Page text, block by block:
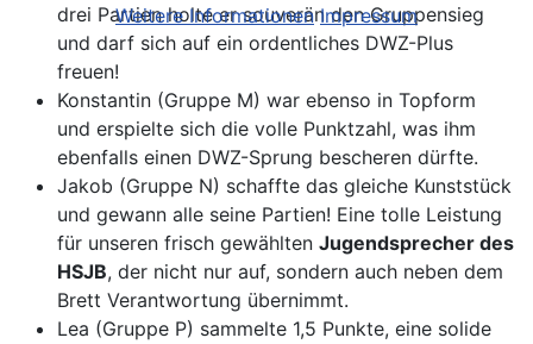
drei Partien holte er souverän den Gruppensieg
und darf sich auf ein ordentliches DWZ-Plus
freuen!
Konstantin (Gruppe M) war ebenso in Topform
und erspielte sich die volle Punktzahl, was ihm
ebenfalls einen DWZ-Sprung bescheren dürfte.
Jakob (Gruppe N) schaffte das gleiche Kunststück
und gewann alle seine Partien! Eine tolle Leistung
für unseren frisch gewählten Jugendsprecher des
HSJB, der nicht nur auf, sondern auch neben dem
Brett Verantwortung übernimmt.
Lea (Gruppe P) sammelte 1,5 Punkte, eine solide
Weitere Informationen Impressum